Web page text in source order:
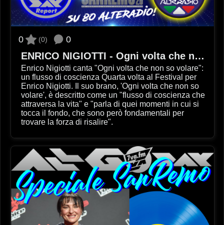
0 (0) 0
ENRICO NIGIOTTI - Ogni volta che non so volare
Enrico Nigiotti canta "Ogni volta che non so volare":
un flusso di coscienza Quarta volta al Festival per
Enrico Nigiotti. Il suo brano, 'Ogni volta che non so
volare', è descritto come un "flusso di coscienza che
attraversa la vita" e "parla di quei momenti in cui si
tocca il fondo, che sono però fondamentali per
trovare la forza di risalire".